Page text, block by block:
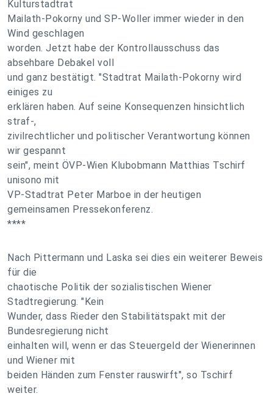
Kulturstadtrat
Mailath-Pokorny und SP-Woller immer wieder in den
Wind geschlagen
worden. Jetzt habe der Kontrollausschuss das
absehbare Debakel voll
und ganz bestätigt. "Stadtrat Mailath-Pokorny wird
einiges zu
erklären haben. Auf seine Konsequenzen hinsichtlich
straf-,
zivilrechtlicher und politischer Verantwortung können
wir gespannt
sein", meint ÖVP-Wien Klubobmann Matthias Tschirf
unisono mit
VP-Stadtrat Peter Marboe in der heutigen
gemeinsamen Pressekonferenz.
****
Nach Pittermann und Laska sei dies ein weiterer Beweis
für die
chaotische Politik der sozialistischen Wiener
Stadtregierung. "Kein
Wunder, dass Rieder den Stabilitätspakt mit der
Bundesregierung nicht
einhalten will, wenn er das Steuergeld der Wienerinnen
und Wiener mit
beiden Händen zum Fenster rauswirft", so Tschirf
weiter.